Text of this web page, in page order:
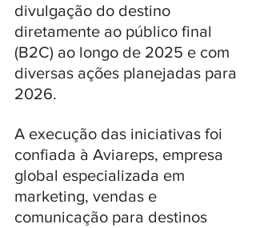
divulgação do destino
diretamente ao público final
(B2C) ao longo de 2025 e com
diversas ações planejadas para
2026.
A execução das iniciativas foi
confiada à Aviareps, empresa
global especializada em
marketing, vendas e
comunicação para destinos